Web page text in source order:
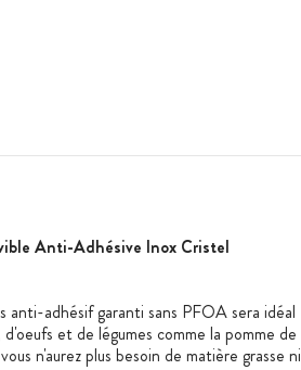
Anti-Adhésive Inox Cristel
adhésif garanti sans PFOA sera idéal
et de légumes comme la pomme de
n'aurez plus besoin de matière grasse ni